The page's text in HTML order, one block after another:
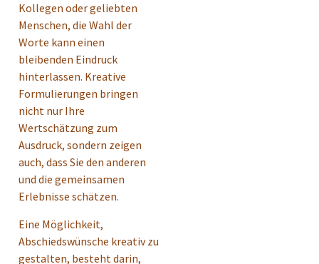
Kollegen oder geliebten
Menschen, die Wahl der
Worte kann einen
bleibenden Eindruck
hinterlassen. Kreative
Formulierungen bringen
nicht nur Ihre
Wertschätzung zum
Ausdruck, sondern zeigen
auch, dass Sie den anderen
und die gemeinsamen
Erlebnisse schätzen.
Eine Möglichkeit,
Abschiedswünsche kreativ zu
gestalten, besteht darin,